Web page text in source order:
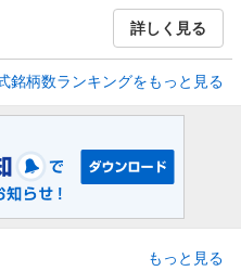
詳しく見る
銘柄数ランキングをもっと見る
もっと見る